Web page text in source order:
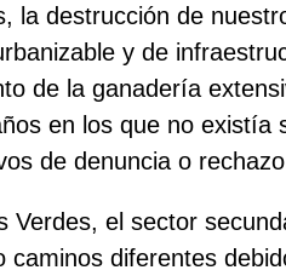
la destrucción de
y de
de la ganadería
en los que no existía
de denuncia o
Verdes, el sector
caminos diferentes